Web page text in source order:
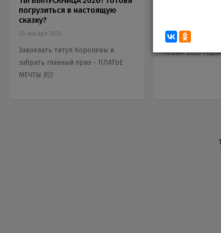
погрузиться в настоящую
сказку?
20 января 2026
Завоевать титул Королевы и
забрать главный приз - ПЛАТЬЕ
МЕЧТЫ 💃🏻
Поздравляем
Новым 2026